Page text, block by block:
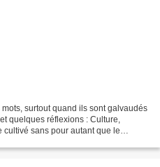
surtout quand ils sont galvaudés
quelques réflexions : Culture,
cultivé sans pour autant que le